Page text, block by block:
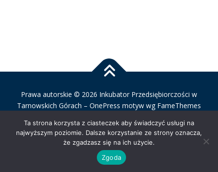
Prawa autorskie © 2026 Inkubator Przedsiębiorczości w
Tarnowskich Górach – OnePress motyw wg FameThemes
Ta strona korzysta z ciasteczek aby świadczyć usługi na
najwyższym poziomie. Dalsze korzystanie ze strony oznacza,
że zgadzasz się na ich użycie.
Zgoda